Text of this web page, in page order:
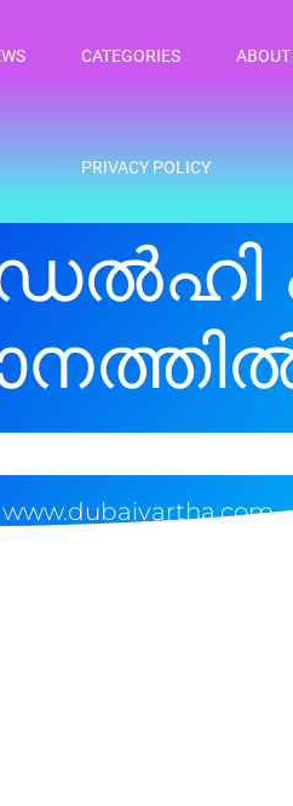
CATEGORIES ABOUT
PRIVACY POLICY
www.dubaivartha.com